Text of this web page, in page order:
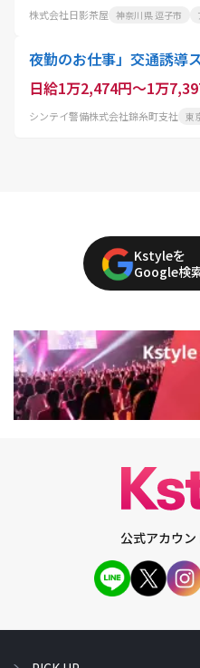
株式会社日影茶屋 神奈川県 逗子市
夜勤のお仕事」交通誘導
日給1万2,474円～1万
シンテイ警備株式会社錦糸町支社 東
Kstyleを
Google検
公式アカウン